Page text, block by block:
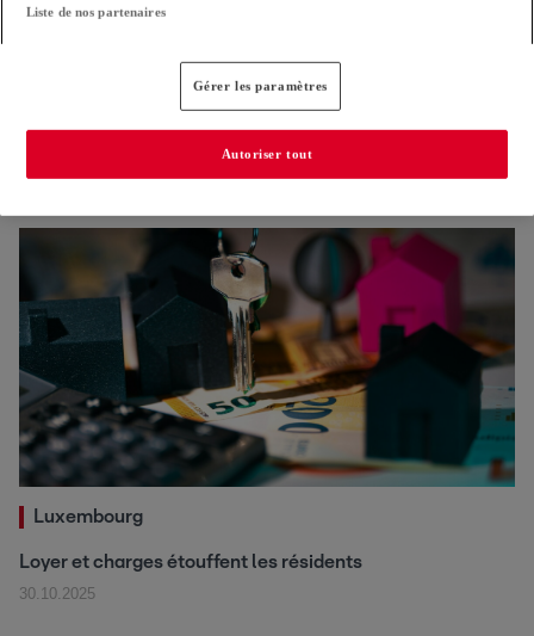
Luxembourg
Loyer et charges étouffent les résidents
30.10.2025
Liste de nos partenaires
Gérer les paramètres
Autoriser tout